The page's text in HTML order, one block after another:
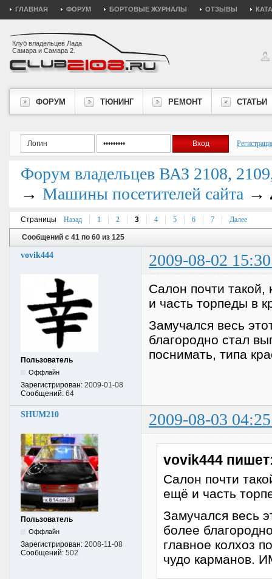
ГЛАВНАЯ ФОРУМ БОРТОВЫЕ ЖУРНАЛЫ ОТЗЫВЫ
Клуб владельцев Лада
Самара и Самара 2.
ФОРУМ ТЮНИНГ РЕМОНТ СТАТЬИ
Форум владельцев ВАЗ 2108,
→ Машины посетителей сайта →
Страницы Назад 1 2 3 4 5 6 7 Далее
Сообщений с 41 по 60 из 125
vovik444 2009-08-02
Пользователь
Оффлайн
Зарегистрирован: 2009-01-08
Сообщений: 64
Салон почти такой,
и часть торпеды в
Замучался весь
благородно стал
поснимать, типа
SHUM210 2009-08-03
Пользователь
Оффлайн
Зарегистрирован: 2008-11-08
Сообщений: 502
vovik444
Салон почти
ещё и часть
Замучался весь
более
главное колхоз
чудо карманов.